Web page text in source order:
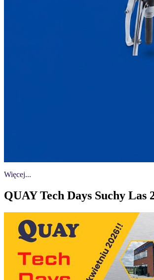
Więcej...
QUAY Tech Days Suchy Las